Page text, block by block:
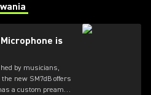
is
by musicians,
new SM7dB offers
a custom preamp